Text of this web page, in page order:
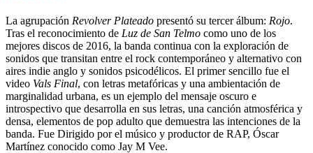
La agrupación Revolver Plateado presentó su tercer álbum: Rojo.
Tras el reconocimiento de Luz de San Telmo como uno de los
mejores discos de 2016, la banda continua con la exploración de
sonidos que transitan entre el rock contemporáneo y alternativo con
aires indie anglo y sonidos psicodélicos. El primer sencillo fue el
video Vals Final, con letras metafóricas y una ambientación de
marginalidad urbana, es un ejemplo del mensaje oscuro e
introspectivo que desarrolla en sus letras, una canción atmosférica y
densa, elementos de pop adulto que demuestra las intenciones de la
banda. Fue Dirigido por el músico y productor de RAP, Óscar
Martínez conocido como Jay M Vee.